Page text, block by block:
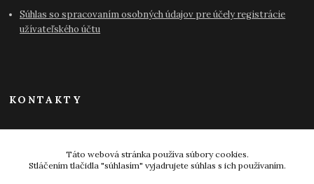
Súhlas so spracovaním osobných údajov pre účely registrácie
užívateľského účtu
KONTAKTY
Táto webová stránka používa súbory cookies.
Stláčením tlačidla "súhlasím" vyjadrujete súhlas s ich používaním.